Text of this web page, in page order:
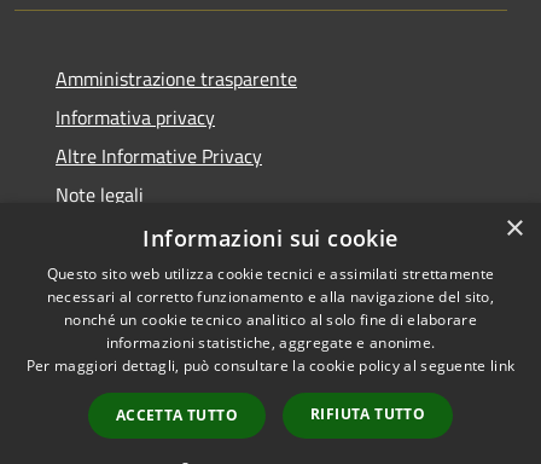
Amministrazione trasparente
Informativa privacy
Altre Informative Privacy
Note legali
Dichiarazione di accessibilità
RSS
Accessibilità
Copyright © 2026 • Comune di
Municipium•
Accesso
redazione
×
Informazioni sui cookie
Questo sito web utilizza cookie tecnici e assimilati strettamente
necessari al corretto funzionamento e alla navigazione del sito,
nonché un cookie tecnico analitico al solo fine di elaborare
informazioni statistiche, aggregate e anonime.
Per maggiori dettagli, può consultare la cookie policy al seguente link
ACCETTA TUTTO RIFIUTA TUTTO